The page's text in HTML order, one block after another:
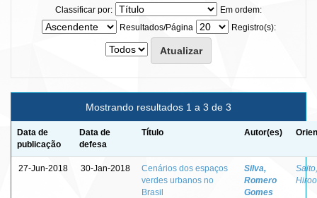
Classificar por:
Em ordem:
Resultados/Página
Registro(s):
Mostrando resultados 1 a 3 de 3
Data de
publicação
Data de
defesa
Título Autor(es)
27-Jun-2018 30-Jan-2018
Cenários dos espaços
verdes urbanos no
Brasil
Silva,
Romero
Gomes
Hiroo